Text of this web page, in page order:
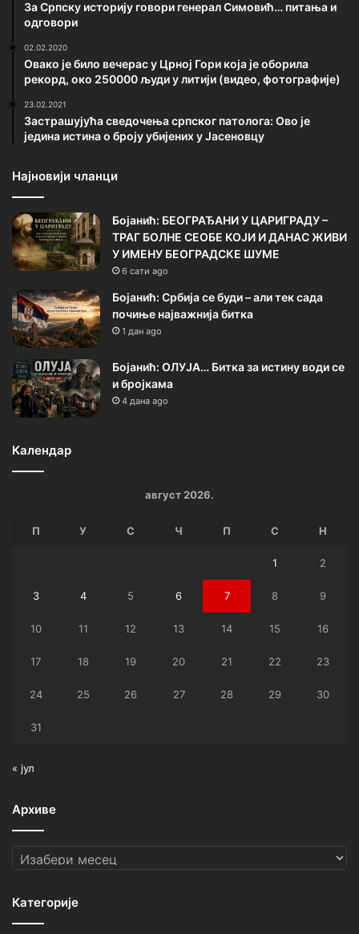
За Српску историју говори генерал Симовић… питања и
одговори
02.02.2020
Овако је било вечерас у Црној Гори која је оборила
рекорд, око 250000 људи у литији (видео, фотографије)
23.02.2021
Застрашујућа сведочења српског патолога: Ово је
једина истина о броју убијених у Јасеновцу
Најновији чланци
Бојанић: БЕОГРАЂАНИ У ЦАРИГРАДУ –
ТРАГ БОЛНЕ СЕОБЕ КОЈИ И ДАНАС ЖИВИ
У ИМЕНУ БЕОГРАДСКЕ ШУМЕ
6 сати ago
Бојанић: Србија се буди – али тек сада
почиње најважнија битка
1 дан ago
Бојанић: ОЛУЈА… Битка за истину води се
и бројкама
4 дана ago
Календар
август 2026.
П У С Ч П С Н
1 2
3 4 5 6 7 8 9
10 11 12 13 14 15 16
17 18 19 20 21 22 23
24 25 26 27 28 29 30
31
« јул
Архиве
Архиве
Категорије